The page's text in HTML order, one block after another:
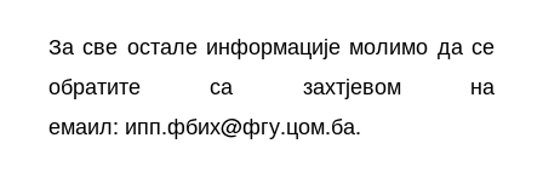
За све остале информације молимо да се
обратите са захтјевом на
емаил: ипп.фбих@фгу.цом.ба.